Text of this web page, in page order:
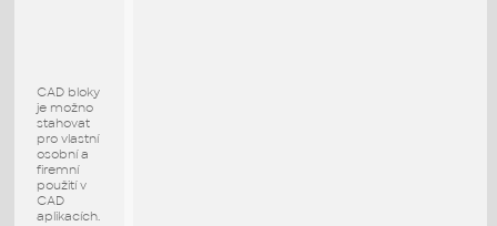
CAD bloky
je možno
stahovat
pro vlastní
osobní a
firemní
použití v
CAD
aplikacích.